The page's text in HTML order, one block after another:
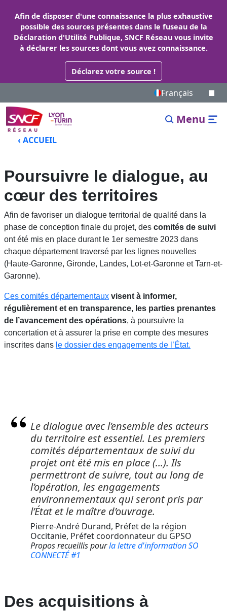
Afin de disposer d'une connaissance la plus exhaustive
possible des sources présentes dans le fuseau de la
Déclaration d'Utilité Publique, SNCF Réseau vous invite
à déclarer les sources dont vous avez connaissance.
Déclarez votre source !
Français
Menu
‹ ACCUEIL
Poursuivre le dialogue, au
cœur des territoires
Afin de favoriser un dialogue territorial de qualité dans la
phase de conception finale du projet, des comités de suivi
ont été mis en place durant le 1er semestre 2023 dans
chaque département traversé par les lignes nouvelles
(Haute-Garonne, Gironde, Landes, Lot-et-Garonne et Tarn-et-
Garonne).
Ces comités départementaux visent à informer,
régulièrement et en transparence, les parties prenantes
de l’avancement des opérations, à poursuivre la
concertation et à assurer la prise en compte des mesures
inscrites dans le dossier des engagements de l’État.
citation
Le dialogue avec l’ensemble des acteurs
du territoire est essentiel. Les premiers
comités départementaux de suivi du
projet ont été mis en place (...). Ils
permettront de suivre, tout au long de
l’opération, les engagements
environnementaux qui seront pris par
l’État et le maître d’ouvrage.
nom
Pierre-André Durand, Préfet de la région
Occitanie, Préfet coordonnateur du GPSO
Propos recueillis pourla lettre d'information SO
CONNECTÉ #1
Des acquisitions à